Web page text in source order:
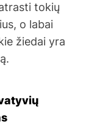
tokių
o labai
žiedai yra